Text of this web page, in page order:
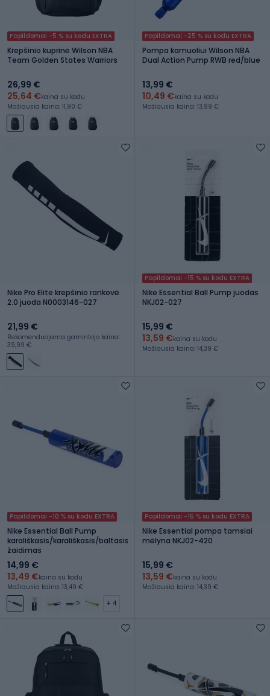
Papildomai -5 % su kodu EXTRA
Krepšinio kuprinė Wilson NBA
Team Golden States Warriors
26,99 €
25,64 €kaina su kodu
Mažiausia kaina: 11,90 €
Papildomai -25 % su kodu EXTRA
Pompa kamuoliui Wilson NBA
Dual Action Pump RWB red/blue
13,99 €
10,49 €kaina su kodu
Mažiausia kaina: 13,99 €
Nike Pro Elite krepšinio rankovė
2.0 juoda N0003146-027
21,99 €
Rekomenduojama gamintojo kaina:
39,99 €
Papildomai -15 % su kodu EXTRA
Nike Essential Ball Pump juodas
NKJ02-027
15,99 €
13,59 €kaina su kodu
Mažiausia kaina: 14,39 €
Papildomai -10 % su kodu EXTRA
Nike Essential Ball Pump
karališkasis/karališkasis/baltasis
žaidimas
14,99 €
13,49 €kaina su kodu
Mažiausia kaina: 13,49 €
+ 4
Papildomai -15 % su kodu EXTRA
Nike Essential pompa tamsiai
mėlyna NKJ02-420
15,99 €
13,59 €kaina su kodu
Mažiausia kaina: 14,39 €